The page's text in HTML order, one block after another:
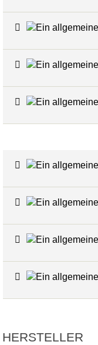
HERSTELLER